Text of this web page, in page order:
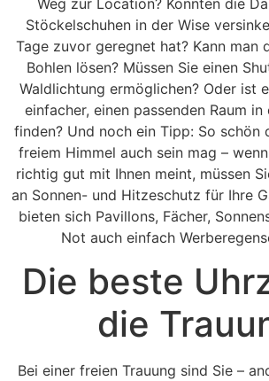
Stöckelschuhen in der Wise
Tage zuvor geregnet hat? Kann man
Bohlen lösen? Müssen Sie einen
Waldlichtung ermöglichen? Oder ist
einfacher, einen passenden Raum
finden? Und noch ein Tipp: So schön
freiem Himmel auch sein mag –
richtig gut mit Ihnen meint, müssen
an Sonnen- und Hitzeschutz für Ihre
bieten sich Pavillons, Fächer,
Not auch einfach
Die beste
die
Bei einer freien Trauung sind Sie –